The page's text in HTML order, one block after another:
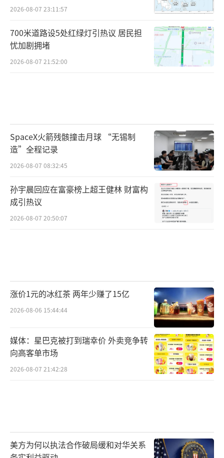
2026-08-07 23:11:57
700米道路设5处红绿灯引热议 居民担
忧加剧拥堵
2026-08-07 21:52:00
SpaceX火箭残骸撞击月球 “无锡制
造”全程记录
2026-08-07 08:32:45
孙宇晨回应在富豪榜上超王健林 财富构
成引热议
2026-08-07 20:50:07
涨价1元的冰红茶 两年少赚了15亿
2026-08-06 15:44:44
媒体：星巴克被打到瑞幸价 外卖竞争转
向高客单市场
2026-08-07 21:42:28
美方为何以执法合作破局缓和对华关系